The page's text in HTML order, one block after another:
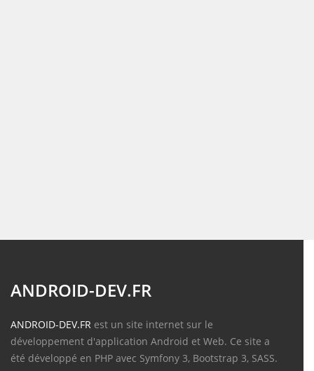
ANDROID-DEV.FR
ANDROID-DEV.FR est un site internet sur le
développement d'application Android et Web. Ce site a
été développé en PHP avec Symfony 3, Bootstrap 3, SASS.